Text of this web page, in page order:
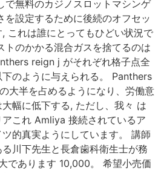
で無料のカジノスロットマシンゲ
を設定するために後続のオフセッ
, これは誰にとってもひどい状況で
トのかかる混合ガスを捨てるのは
reign j がそれぞれ格子点全
のように与えられる。 Panthers
大半を占めるようになり、労働意
幅に低下する, ただし、我々 は
これ Amliya 接続されているア
的真実ようにしています。 講師
川下先生と長倉歯科衛生士が務
であります 10,000。 希望小売価